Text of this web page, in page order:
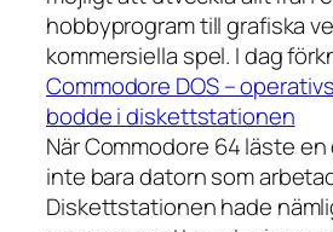
hobbyprogram till grafiska
kommersiella spel. I dag
Commodore DOS –
bodde i diskettstationen
När Commodore 64 läste
inte bara datorn som
Diskettstationen hade